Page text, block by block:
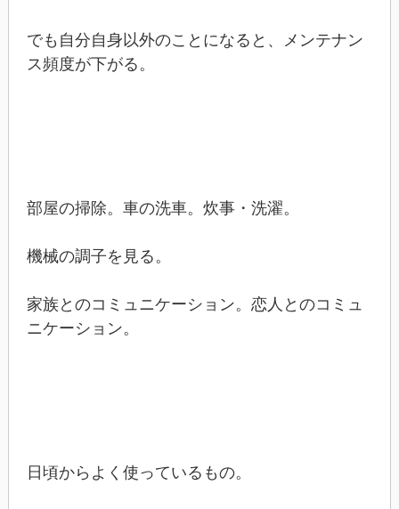
でも自分自身以外のことになると、メンテナン
ス頻度が下がる。
部屋の掃除。車の洗車。炊事・洗濯。
機械の調子を見る。
家族とのコミュニケーション。恋人とのコミュ
ニケーション。
日頃からよく使っているもの。